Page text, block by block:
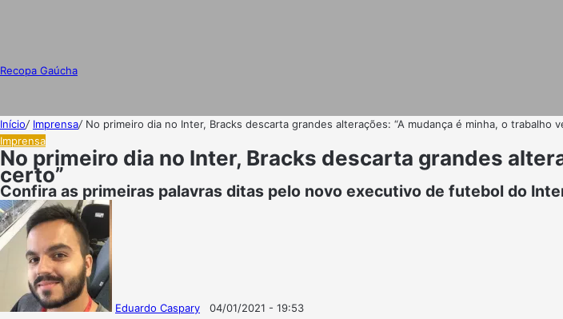
Recopa Gaúcha
Início/ Imprensa/ No primeiro dia no Inter, Bracks descarta grandes alterações: “A mudança é minha, o trabalho
Imprensa
No primeiro dia no Inter, Bracks descarta grandes
certo”
Confira as primeiras palavras ditas pelo novo executivo de futebol do
Eduardo Caspary
04/01/2021 - 19:53